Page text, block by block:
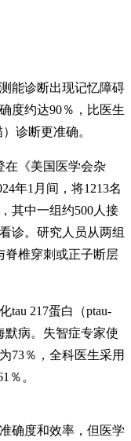
能诊断出现记忆障碍
度约达90％，比医生
诊断更准确。
在《美国医学会杂
年1月间，将1213名
其中一组约500人接
诊。研究人员从两组
脊椎穿刺或正子断层
tau 217蛋白（ptau-
默病。失智症专家使
73％，全科医生采用
％。
确度和效率，但医学